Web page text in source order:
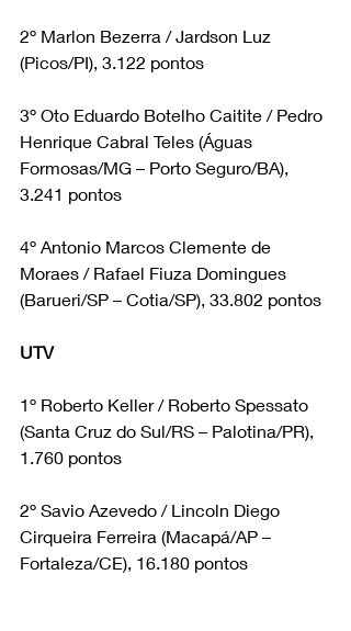
2º Marlon Bezerra / Jardson Luz
(Picos/PI), 3.122 pontos
3º Oto Eduardo Botelho Caitite / Pedro
Henrique Cabral Teles (Águas
Formosas/MG – Porto Seguro/BA),
3.241 pontos
4º Antonio Marcos Clemente de
Moraes / Rafael Fiuza Domingues
(Barueri/SP – Cotia/SP), 33.802 pontos
UTV
1º Roberto Keller / Roberto Spessato
(Santa Cruz do Sul/RS – Palotina/PR),
1.760 pontos
2º Savio Azevedo / Lincoln Diego
Cirqueira Ferreira (Macapá/AP –
Fortaleza/CE), 16.180 pontos